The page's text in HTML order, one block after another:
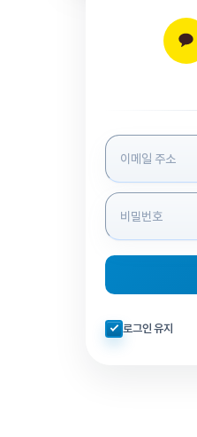
로그인 정보 입력
자동로그인 체크
로그인 유지